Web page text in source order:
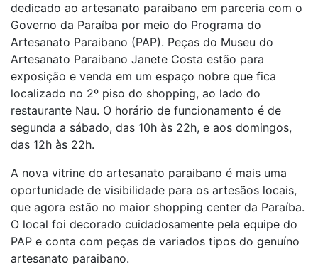
dedicado ao artesanato paraibano em parceria com o
Governo da Paraíba por meio do Programa do
Artesanato Paraibano (PAP). Peças do Museu do
Artesanato Paraibano Janete Costa estão para
exposição e venda em um espaço nobre que fica
localizado no 2º piso do shopping, ao lado do
restaurante Nau. O horário de funcionamento é de
segunda a sábado, das 10h às 22h, e aos domingos,
das 12h às 22h.
A nova vitrine do artesanato paraibano é mais uma
oportunidade de visibilidade para os artesãos locais,
que agora estão no maior shopping center da Paraíba.
O local foi decorado cuidadosamente pela equipe do
PAP e conta com peças de variados tipos do genuíno
artesanato paraibano.